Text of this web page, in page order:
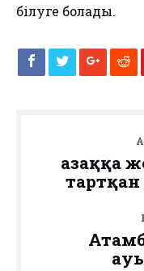
білуге болады.
Қазаққа